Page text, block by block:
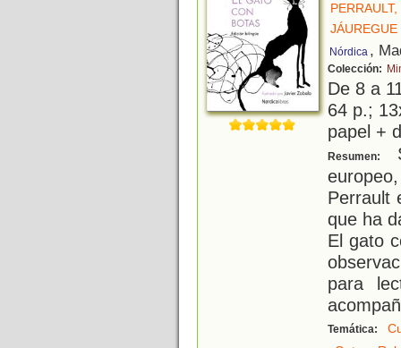
Nórdica ,
Colección:
De 8 a
64 p.;
papel +
Resumen:
Perrault
que ha
El gato
para
Temática: